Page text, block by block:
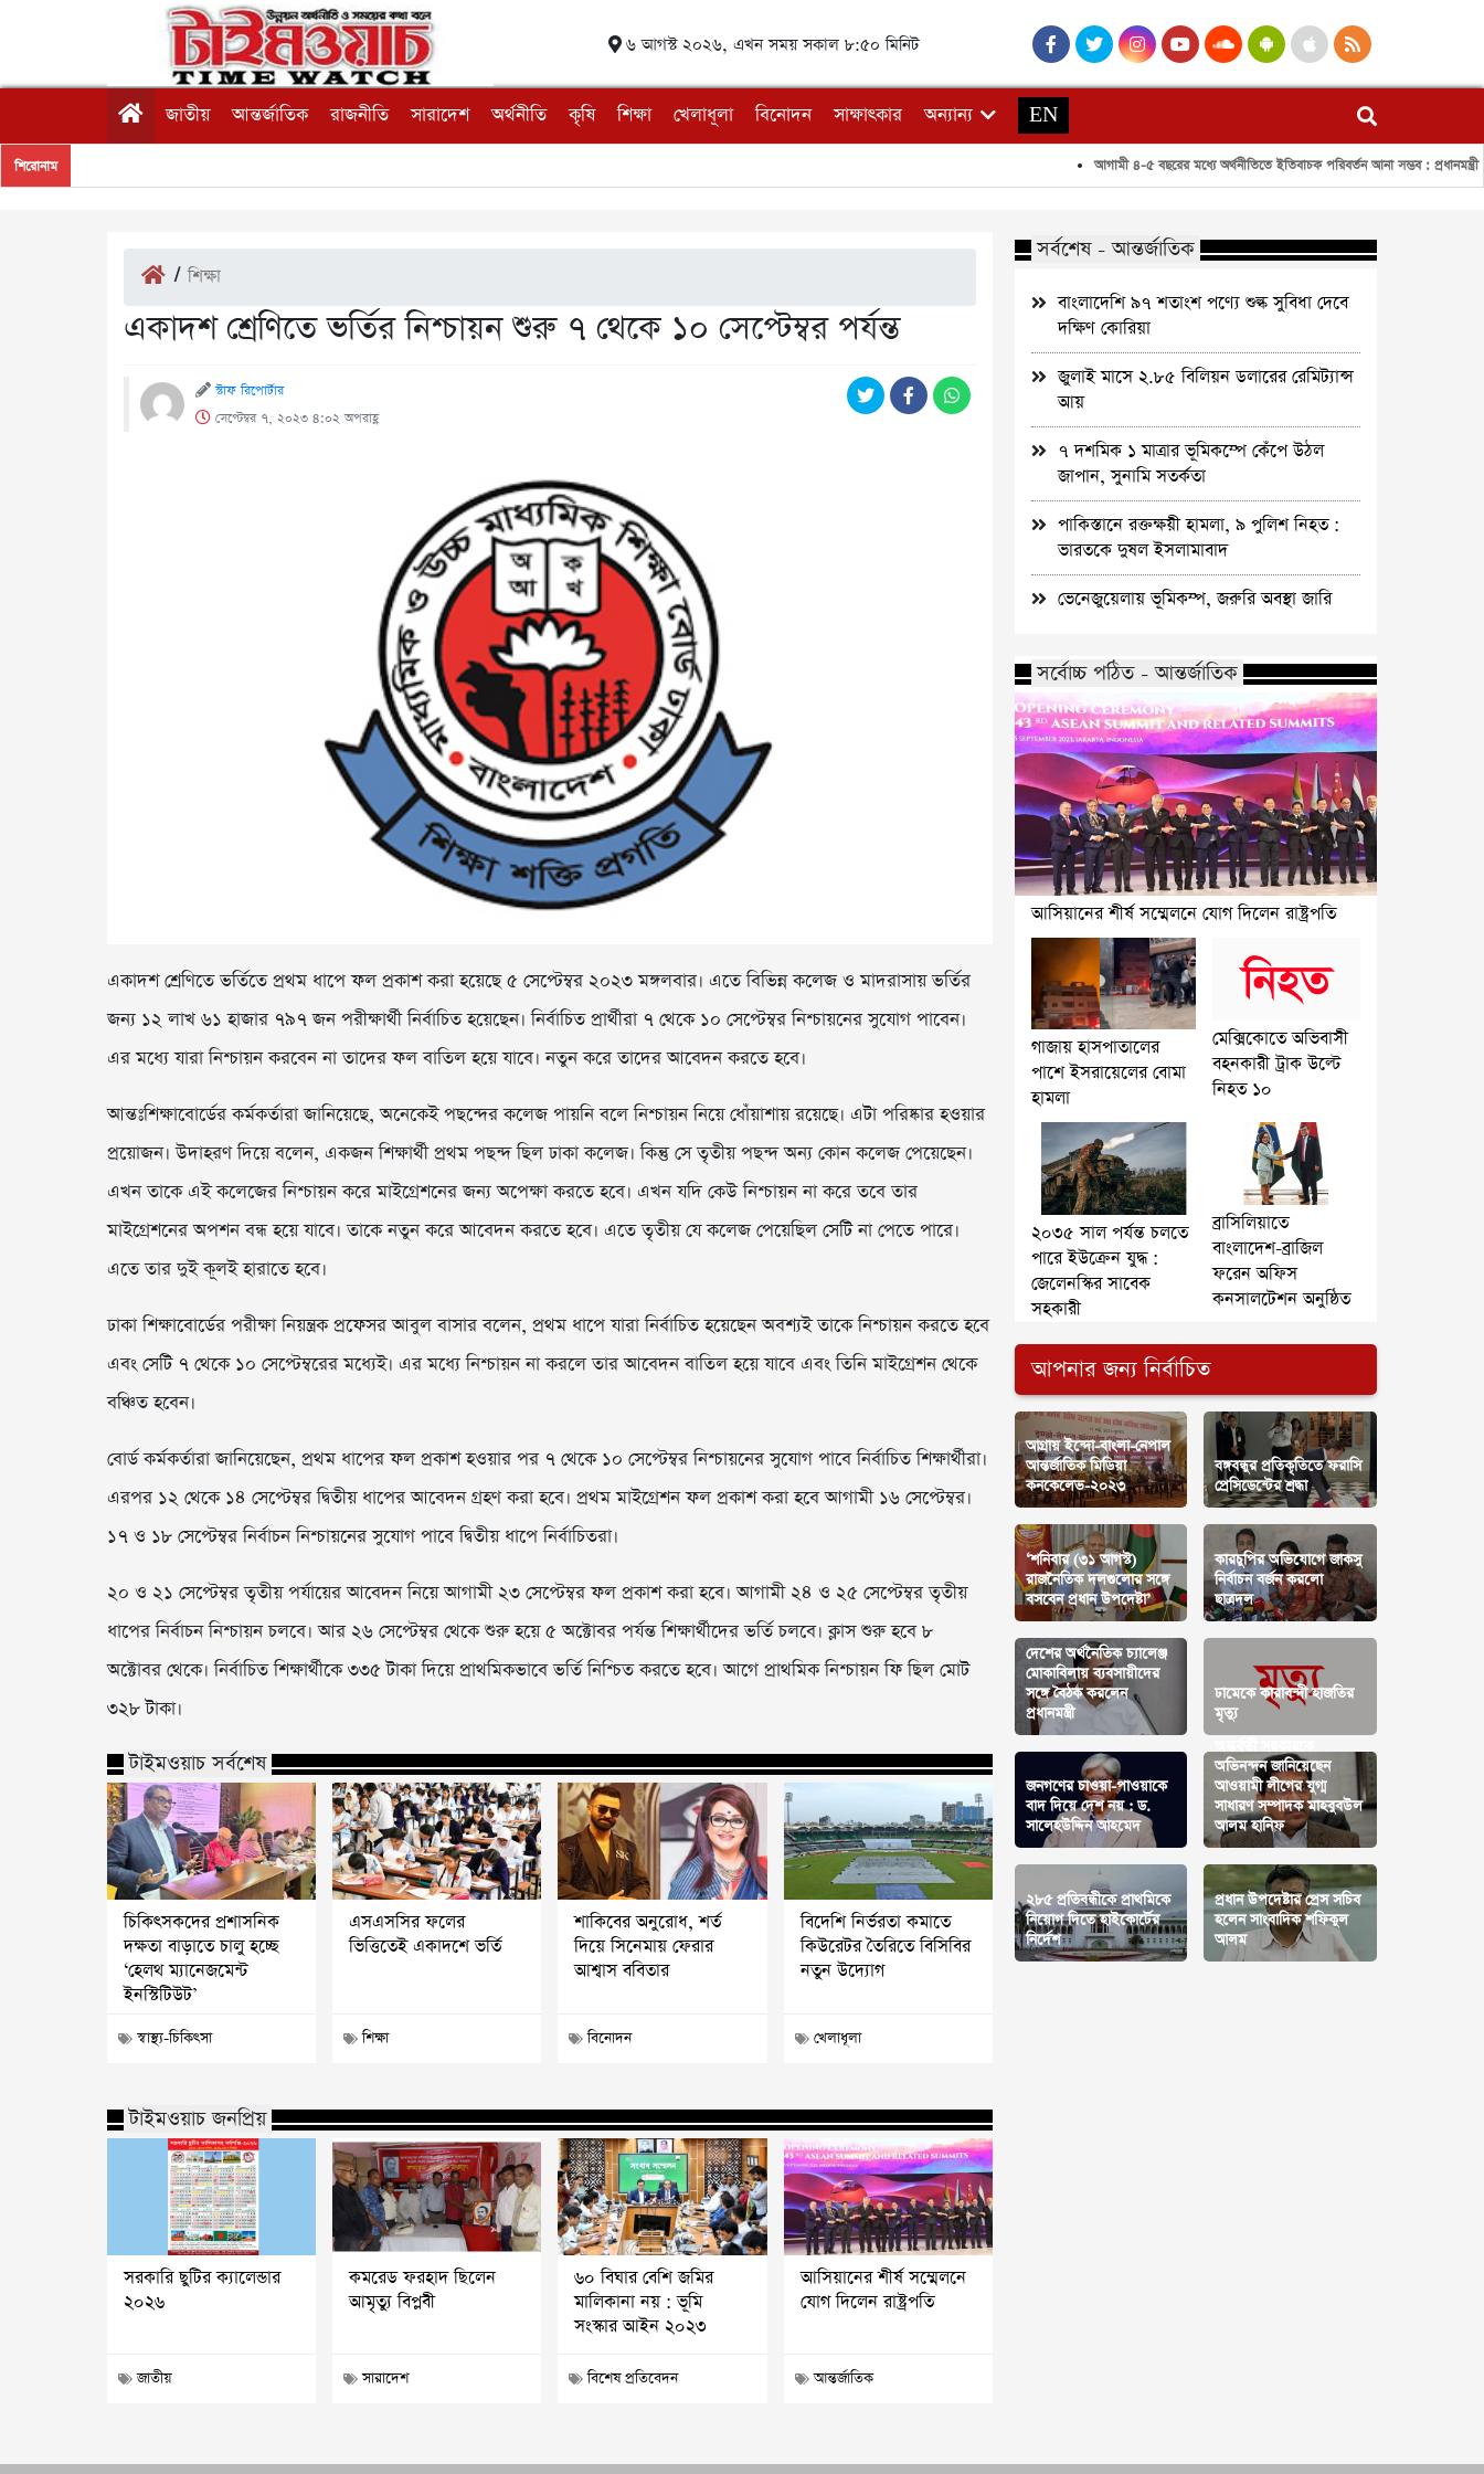
৬ আগস্ট ২০২৬, এখন সময় সকাল ৮:৫০ মিনিট
জাতীয় আন্তর্জাতিক রাজনীতি সারাদেশ অর্থনীতি কৃষি শিক্ষা খেলাধূলা বিনোদন সাক্ষাৎকার অন্যান্য EN
শিরোনাম আগামী ৪-৫ বছরের মধ্যে অর্থনীতিতে ইতিবাচক পরিবর্তন আনা সম্ভব : প্রধানমন্ত্রী
/শিক্ষা
একাদশ শ্রেণিতে ভর্তির নিশ্চায়ন শুরু ৭ থেকে ১০ সেপ্টেম্বর পর্যন্ত
স্টাফ রিপোর্টার
সেপ্টেম্বর ৭, ২০২৩ ৪:০২ অপরাহ্ণ
একাদশ শ্রেণিতে ভর্তিতে প্রথম ধাপে ফল প্রকাশ করা হয়েছে ৫ সেপ্টেম্বর ২০২৩ মঙ্গলবার। এতে বিভিন্ন কলেজ ও মাদরাসায় ভর্তির
জন্য ১২ লাখ ৬১ হাজার ৭৯৭ জন পরীক্ষার্থী নির্বাচিত হয়েছেন। নির্বাচিত প্রার্থীরা ৭ থেকে ১০ সেপ্টেম্বর নিশ্চায়নের সুযোগ পাবেন।
এর মধ্যে যারা নিশ্চায়ন করবেন না তাদের ফল বাতিল হয়ে যাবে। নতুন করে তাদের আবেদন করতে হবে।
আন্তঃশিক্ষাবোর্ডের কর্মকর্তারা জানিয়েছে, অনেকেই পছন্দের কলেজ পায়নি বলে নিশ্চায়ন নিয়ে ধোঁয়াশায় রয়েছে। এটা পরিষ্কার হওয়ার
প্রয়োজন। উদাহরণ দিয়ে বলেন, একজন শিক্ষার্থী প্রথম পছন্দ ছিল ঢাকা কলেজ। কিন্তু সে তৃতীয় পছন্দ অন্য কোন কলেজ পেয়েছেন।
এখন তাকে এই কলেজের নিশ্চায়ন করে মাইগ্রেশনের জন্য অপেক্ষা করতে হবে। এখন যদি কেউ নিশ্চায়ন না করে তবে তার
মাইগ্রেশনের অপশন বন্ধ হয়ে যাবে। তাকে নতুন করে আবেদন করতে হবে। এতে তৃতীয় যে কলেজ পেয়েছিল সেটি না পেতে পারে।
এতে তার দুই কূলই হারাতে হবে।
ঢাকা শিক্ষাবোর্ডের পরীক্ষা নিয়ন্ত্রক প্রফেসর আবুল বাসার বলেন, প্রথম ধাপে যারা নির্বাচিত হয়েছেন অবশ্যই তাকে নিশ্চায়ন করতে হবে
এবং সেটি ৭ থেকে ১০ সেপ্টেম্বরের মধ্যেই। এর মধ্যে নিশ্চায়ন না করলে তার আবেদন বাতিল হয়ে যাবে এবং তিনি মাইগ্রেশন থেকে
বঞ্চিত হবেন।
বোর্ড কর্মকর্তারা জানিয়েছেন, প্রথম ধাপের ফল প্রকাশ হওয়ার পর ৭ থেকে ১০ সেপ্টেম্বর নিশ্চায়নের সুযোগ পাবে নির্বাচিত শিক্ষার্থীরা।
এরপর ১২ থেকে ১৪ সেপ্টেম্বর দ্বিতীয় ধাপের আবেদন গ্রহণ করা হবে। প্রথম মাইগ্রেশন ফল প্রকাশ করা হবে আগামী ১৬ সেপ্টেম্বর।
১৭ ও ১৮ সেপ্টেম্বর নির্বাচন নিশ্চায়নের সুযোগ পাবে দ্বিতীয় ধাপে নির্বাচিতরা।
২০ ও ২১ সেপ্টেম্বর তৃতীয় পর্যায়ের আবেদন নিয়ে আগামী ২৩ সেপ্টেম্বর ফল প্রকাশ করা হবে। আগামী ২৪ ও ২৫ সেপ্টেম্বর তৃতীয়
ধাপের নির্বাচন নিশ্চায়ন চলবে। আর ২৬ সেপ্টেম্বর থেকে শুরু হয়ে ৫ অক্টোবর পর্যন্ত শিক্ষার্থীদের ভর্তি চলবে। ক্লাস শুরু হবে ৮
অক্টোবর থেকে। নির্বাচিত শিক্ষার্থীকে ৩৩৫ টাকা দিয়ে প্রাথমিকভাবে ভর্তি নিশ্চিত করতে হবে। আগে প্রাথমিক নিশ্চায়ন ফি ছিল মোট
৩২৮ টাকা।
টাইমওয়াচ সর্বশেষ
চিকিৎসকদের প্রশাসনিক
দক্ষতা বাড়াতে চালু হচ্ছে
‘হেলথ ম্যানেজমেন্ট
ইনস্টিটিউট’
স্বাস্থ্য-চিকিৎসা
এসএসসির ফলের
ভিত্তিতেই একাদশে ভর্তি
শিক্ষা
শাকিবের অনুরোধ, শর্ত
দিয়ে সিনেমায় ফেরার
আশ্বাস ববিতার
বিনোদন
বিদেশি নির্ভরতা কমাতে
কিউরেটর তৈরিতে বিসিবির
নতুন উদ্যোগ
খেলাধূলা
টাইমওয়াচ জনপ্রিয়
সরকারি ছুটির ক্যালেন্ডার
২০২৬
জাতীয়
কমরেড ফরহাদ ছিলেন
আমৃত্যু বিপ্লবী
সারাদেশ
৬০ বিঘার বেশি জমির
মালিকানা নয় : ভূমি
সংস্কার আইন ২০২৩
বিশেষ প্রতিবেদন
আসিয়ানের শীর্ষ সম্মেলনে
যোগ দিলেন রাষ্ট্রপতি
আন্তর্জাতিক
সর্বশেষ - আন্তর্জাতিক
বাংলাদেশি ৯৭ শতাংশ পণ্যে শুল্ক সুবিধা দেবে
দক্ষিণ কোরিয়া
জুলাই মাসে ২.৮৫ বিলিয়ন ডলারের রেমিট্যান্স
আয়
৭ দশমিক ১ মাত্রার ভূমিকম্পে কেঁপে উঠল
জাপান, সুনামি সতর্কতা
পাকিস্তানে রক্তক্ষয়ী হামলা, ৯ পুলিশ নিহত :
ভারতকে দুষল ইসলামাবাদ
ভেনেজুয়েলায় ভূমিকম্প, জরুরি অবস্থা জারি
সর্বোচ্চ পঠিত - আন্তর্জাতিক
আসিয়ানের শীর্ষ সম্মেলনে যোগ দিলেন রাষ্ট্রপতি
গাজায় হাসপাতালের
পাশে ইসরায়েলের বোমা
হামলা
মেক্সিকোতে অভিবাসী
বহনকারী ট্রাক উল্টে
নিহত ১০
২০৩৫ সাল পর্যন্ত চলতে
পারে ইউক্রেন যুদ্ধ :
জেলেনস্কির সাবেক
সহকারী
ব্রাসিলিয়াতে
বাংলাদেশ-ব্রাজিল
ফরেন অফিস
কনসালটেশন অনুষ্ঠিত
আপনার জন্য নির্বাচিত
আগ্রায় ইন্দো-বাংলা-নেপাল
আন্তর্জাতিক মিডিয়া
কনকেলেভ-২০২৩
বঙ্গবন্ধুর প্রতিকৃতিতে ফরাসি
প্রেসিডেন্টের শ্রদ্ধা
‘শনিবার (৩১ আগস্ট)
রাজনৈতিক দলগুলোর সঙ্গে
বসবেন প্রধান উপদেষ্টা’
কারচুপির অভিযোগে জাকসু
নির্বাচন বর্জন করলো
ছাত্রদল
দেশের অর্থনৈতিক চ্যালেঞ্জ
মোকাবিলায় ব্যবসায়ীদের
সঙ্গে বৈঠক করলেন
প্রধানমন্ত্রী
ঢামেকে কারাবন্দী হাজতির
মৃত্যু
জনগণের চাওয়া-পাওয়াকে
বাদ দিয়ে দেশ নয় : ড.
সালেহউদ্দিন আহমেদ
অন্তর্বর্তী সরকারকে
অভিনন্দন জানিয়েছেন
আওয়ামী লীগের যুগ্ম
সাধারণ সম্পাদক মাহবুবউল
আলম হানিফ
২৮৫ প্রতিবন্ধীকে প্রাথমিকে
নিয়োগ দিতে হাইকোর্টের
নির্দেশ
প্রধান উপদেষ্টার প্রেস সচিব
হলেন সাংবাদিক শফিকুল
আলম